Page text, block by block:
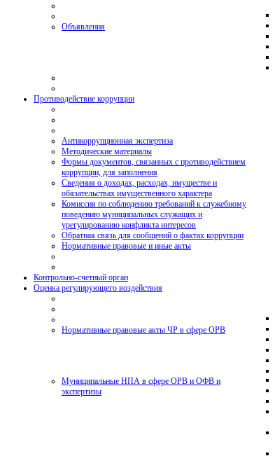
Объявления
Противодействие коррупции
Антикоррупционная экспертиза
Методические материалы
Формы документов, связанных с противодействием
коррупции, для заполнения
Сведения о доходах, расходах, имуществе и
обязательствах имущественного характера
Комиссия по соблюдению требований к служебному
поведению муниципальных служащих и
урегулированию конфликта интересов
Обратная связь для сообщений о фактах коррупции
Нормативные правовые и иные акты
Контрольно-счетный орган
Оценка регулирующего воздействия
Нормативные правовые акты ЧР в сфере ОРВ
Муниципальные НПА в сфере ОРВ и ОФВ и
экспертизы